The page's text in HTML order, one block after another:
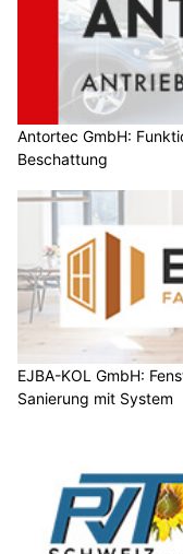
Antortec GmbH:
Beschattung
EJBA-KOL GmbH:
Sanierung mit System